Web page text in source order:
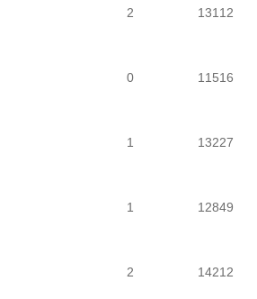
2 13112
0 11516
1 13227
1 12849
2 14212